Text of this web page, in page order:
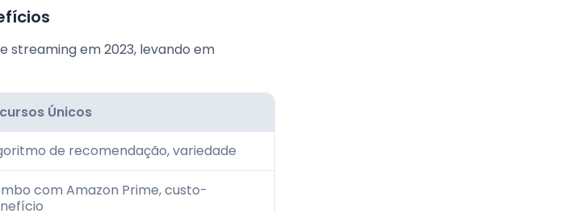
streaming em 2023, levando em
Únicos
de recomendação, variedade
com Amazon Prime, custo-